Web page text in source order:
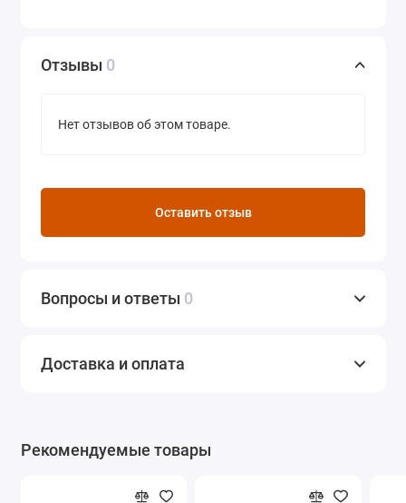
Отзывы 0
Нет отзывов об этом товаре.
Оставить отзыв
Вопросы и ответы 0
Доставка и оплата
Рекомендуемые товары